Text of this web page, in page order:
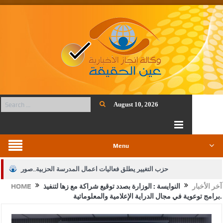
August 10, 2026
Menu
حزب التغيير يطلق فعاليات اعمال المدرسة الحزبية..صور
الجيش يفتح باب التجنيد لحملة البكالوريوس في الحقوق والقانونHOME آخر الأخبار
النوايسة : الوزارة بصدد توقيع شراكة مع زها لتنفيذ
برامج توعوية في مجال الدراية الإعلامية والمعلوماتية.